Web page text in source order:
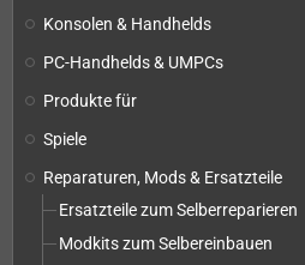
Konsolen & Handhelds
PC-Handhelds & UMPCs
Produkte für
Spiele
Reparaturen, Mods & Ersatzteile
Ersatzteile zum Selberreparieren
Modkits zum Selbereinbauen